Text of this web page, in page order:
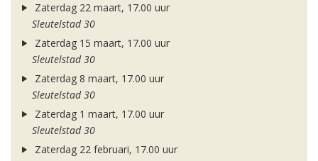
Zaterdag 22 maart, 17.00 uur
Sleutelstad 30
Zaterdag 15 maart, 17.00 uur
Sleutelstad 30
Zaterdag 8 maart, 17.00 uur
Sleutelstad 30
Zaterdag 1 maart, 17.00 uur
Sleutelstad 30
Zaterdag 22 februari, 17.00 uur